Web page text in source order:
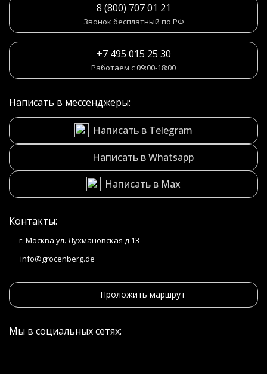
8 (800) 707 01 21
Звонок бесплатный по РФ
+7 495 015 25 30
Работаем с 09:00-18:00
Написать в мессенджеры:
Написать в Telegram
Написать в Whatsapp
Написать в Max
Контакты:
г. Москва ул. Лухмановская д 13
info@grocenberg.de
Проложить маршрут
Мы в социальных сетях: